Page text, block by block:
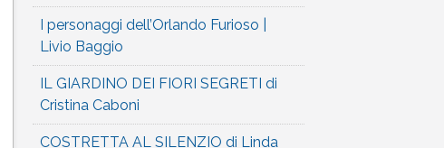
I personaggi dell’Orlando Furioso |
Livio Baggio
IL GIARDINO DEI FIORI SEGRETI di
Cristina Caboni
COSTRETTA AL SILENZIO di Linda